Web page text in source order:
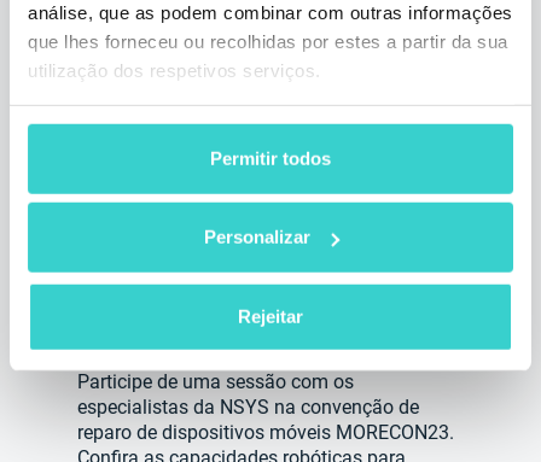
análise, que as podem combinar com outras informações
que lhes forneceu ou recolhidas por estes a partir da sua
utilização dos respetivos serviços.
Permitir todos
Personalizar
Rejeitar
NSYS Group no MORECON23:
Era Robótica da Reparação de
Dispositivos Móveis
quarta-feira 02 agosto 2023
Participe de uma sessão com os
especialistas da NSYS na convenção de
reparo de dispositivos móveis MORECON23.